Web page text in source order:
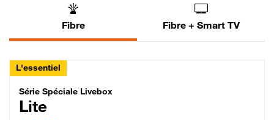
Fibre Fibre + Smart TV
L'essentiel
Série Spéciale Livebox Lite Fibre
Série Spéciale Livebox
Lite